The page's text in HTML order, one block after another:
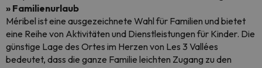
» Familienurlaub
Méribel ist eine ausgezeichnete Wahl für Familien und bietet
eine Reihe von Aktivitäten und Dienstleistungen für Kinder. Die
günstige Lage des Ortes im Herzen von Les 3 Vallées
bedeutet, dass die ganze Familie leichten Zugang zu den